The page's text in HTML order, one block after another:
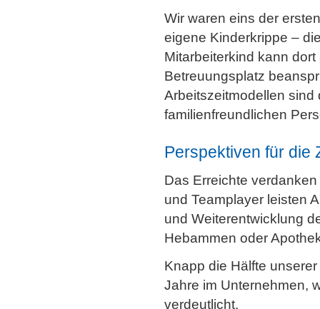
Wir waren eins der
eigene Kinderkrippe –
Mitarbeiterkind kann
Betreuungsplatz
Arbeitszeitmodellen
familienfreundlichen
Perspektiven für die
Das Erreichte
und Teamplayer leisten
und Weiterentwicklung
Hebammen oder
Knapp die Hälfte
Jahre im Unternehmen,
verdeutlicht.